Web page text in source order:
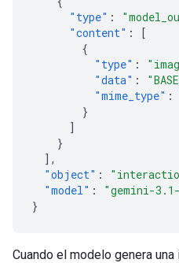
"type" :
"content" :
[
{
"type" :
"data" :
"mime_type" :
}
]
}
],
"object" :
"model" : "gemini-
}
Cuando el modelo genera